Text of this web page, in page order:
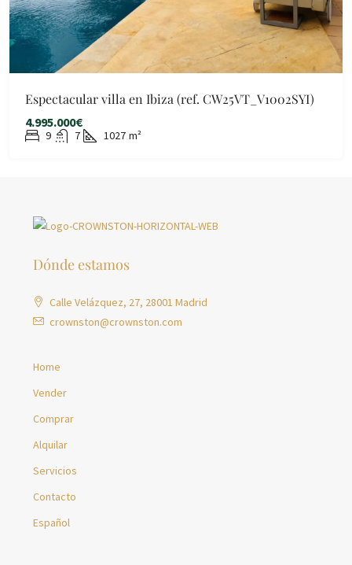
Espectacular villa en Ibiza (ref. CW25VT_V1002SYI)
4.995.000€
9 7 1027 m²
Dónde estamos
Calle Velázquez, 27, 28001 Madrid
crownston@crownston.com
Home
Vender
Comprar
Alquilar
Servicios
Contacto
Español